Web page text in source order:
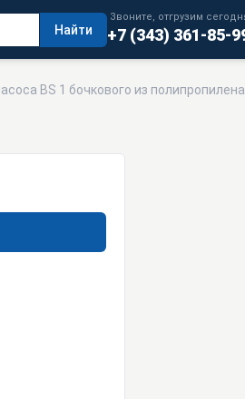
Найти
Звоните, отгрузим
+7 (343) 361-85-
ВS 1 бочкового из